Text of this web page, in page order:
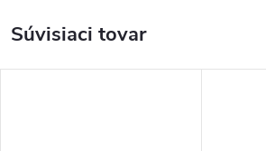
Súvisiaci tovar